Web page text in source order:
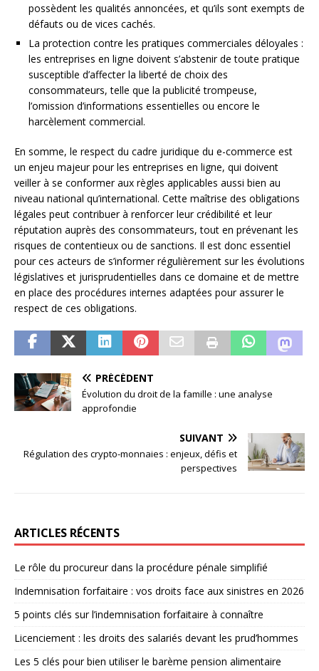
possèdent les qualités annoncées, et qu’ils sont exempts de
défauts ou de vices cachés.
La protection contre les pratiques commerciales déloyales :
les entreprises en ligne doivent s’abstenir de toute pratique
susceptible d’affecter la liberté de choix des
consommateurs, telle que la publicité trompeuse,
l’omission d’informations essentielles ou encore le
harcèlement commercial.
En somme, le respect du cadre juridique du e-commerce est
un enjeu majeur pour les entreprises en ligne, qui doivent
veiller à se conformer aux règles applicables aussi bien au
niveau national qu’international. Cette maîtrise des obligations
légales peut contribuer à renforcer leur crédibilité et leur
réputation auprès des consommateurs, tout en prévenant les
risques de contentieux ou de sanctions. Il est donc essentiel
pour ces acteurs de s’informer régulièrement sur les évolutions
législatives et jurisprudentielles dans ce domaine et de mettre
en place des procédures internes adaptées pour assurer le
respect de ces obligations.
PRÉCÉDENT
Évolution du droit de la famille : une analyse
approfondie
SUIVANT
Régulation des crypto-monnaies : enjeux, défis et
perspectives
ARTICLES RÉCENTS
Le rôle du procureur dans la procédure pénale simplifié
Indemnisation forfaitaire : vos droits face aux sinistres en 2026
5 points clés sur l’indemnisation forfaitaire à connaître
Licenciement : les droits des salariés devant les prud’hommes
Les 5 clés pour bien utiliser le barème pension alimentaire